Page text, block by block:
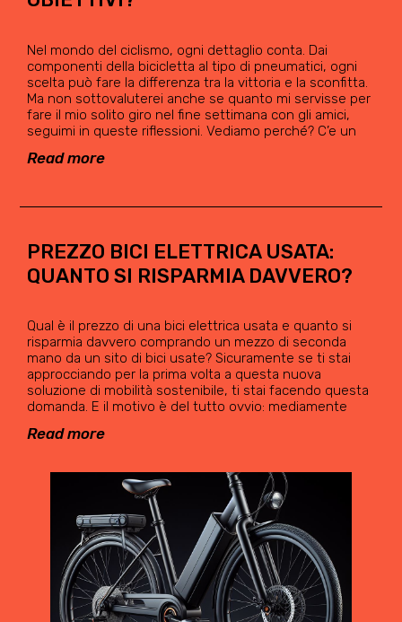
Nel mondo del ciclismo, ogni dettaglio conta. Dai
componenti della bicicletta al tipo di pneumatici, ogni
scelta può fare la differenza tra la vittoria e la sconfitta.
Ma non sottovaluterei anche se quanto mi servisse per
fare il mio solito giro nel fine settimana con gli amici,
seguimi in queste riflessioni. Vediamo perché? C’e un
Read more
PREZZO BICI ELETTRICA USATA:
QUANTO SI RISPARMIA DAVVERO?
Qual è il prezzo di una bici elettrica usata e quanto si
risparmia davvero comprando un mezzo di seconda
mano da un sito di bici usate? Sicuramente se ti stai
approcciando per la prima volta a questa nuova
soluzione di mobilità sostenibile, ti stai facendo questa
domanda. E il motivo è del tutto ovvio: mediamente
Read more